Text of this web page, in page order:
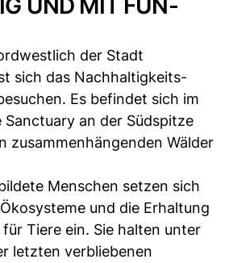
der Stadt
sich das Nachhaltigkeits-
Es befindet sich im
Sanctuary an der Südspitze
zusammenhängenden Wälder
Menschen setzen sich
und die Erhaltung
Tiere ein. Sie halten unter
letzten verbliebenen